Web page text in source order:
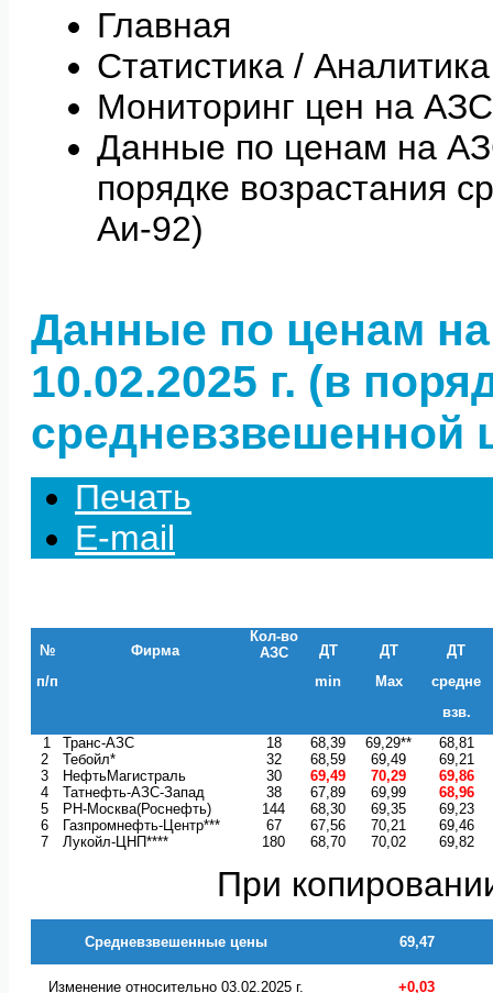
Главная
Статистика / Аналитика
Мониторинг цен на
Данные по ценам на
порядке возрастания
Аи-92)
Данные по ценам
10.02.2025 г. (в
средневзвешенной
Печать
E-mail
№
п/п
Фирма
Кол-во
АЗС
ДТ
min
ДТ
Max
ДТ
средне
взв.
1
Транс-АЗС 18 68,39 69,29**
68,81
2
Тебойл* 32 68,59 69,49
69,21
3
НефтьМагистраль 30 69,49 70,29
69,86
4
Татнефть-АЗС-Запад 38 67,89 69,99
68,96
5
РН-Москва(Роснефть) 144 68,30 69,35
69,23
6
Газпромнефть-Центр*** 67 67,56 70,21
69,46
7
Лукойл-ЦНП**** 180 68,70 70,02 69,82
При
Средневзвешенные цены 69,47
Изменение относительно 03.02.2025 г. +0,03